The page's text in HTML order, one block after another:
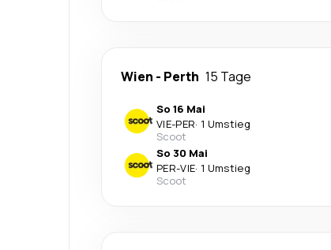
Wien - Perth 15 Tage
So 16 Mai
VIE-PER· 1 Umstieg
Scoot
So 30 Mai
PER-VIE· 1 Umstieg
Scoot